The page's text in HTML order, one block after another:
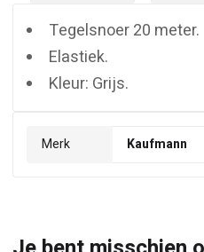
Tegelsnoer 20 meter.
Elastiek.
Kleur: Grijs.
Merk Kaufmann